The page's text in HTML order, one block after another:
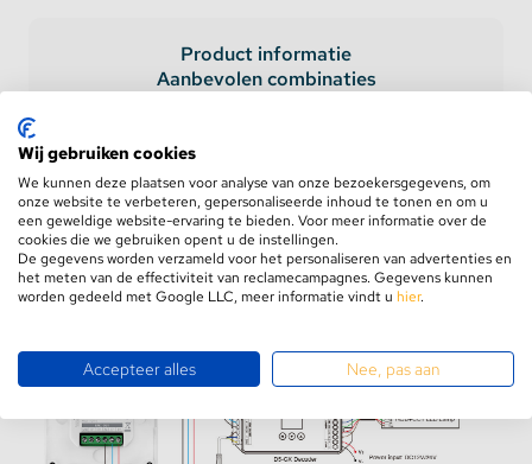
Product informatie
Aanbevolen combinaties
MiBoxer 4 Zone DMX512
Wandpaneel voor RGB+CCT
LEDStrips
Wij gebruiken cookies
We kunnen deze plaatsen voor analyse van onze bezoekersgegevens, om
onze website te verbeteren, gepersonaliseerde inhoud te tonen en om u
een geweldige website-ervaring te bieden. Voor meer informatie over de
cookies die we gebruiken opent u de instellingen.
De gegevens worden verzameld voor het personaliseren van advertenties en
het meten van de effectiviteit van reclamecampagnes. Gegevens kunnen
worden gedeeld met Google LLC, meer informatie vindt u hier.
Accepteer alles Nee, pas aan